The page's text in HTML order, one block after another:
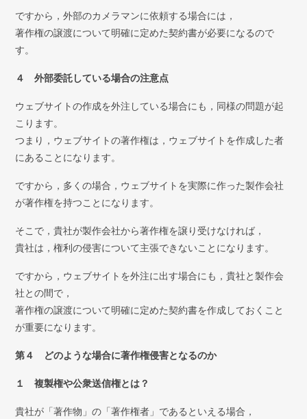
ですから，外部のカメラマンに依頼する場合には，
著作権の譲渡について明確に定めた契約書が必要になるので
す。
４ 外部委託している場合の注意点
ウェブサイトの作成を外注している場合にも，同様の問題が起
こります。
つまり，ウェブサイトの著作権は，ウェブサイトを作成した者
にあることになります。
ですから，多くの場合，ウェブサイトを実際に作った製作会社
が著作権を持つことになります。
そこで，貴社が製作会社から著作権を譲り受けなければ，
貴社は，権利の侵害について主張できないことになります。
ですから，ウェブサイトを外注に出す場合にも，貴社と製作会
社との間で，
著作権の譲渡について明確に定めた契約書を作成しておくこと
が重要になります。
第４ どのような場合に著作権侵害となるのか
１ 複製権や公衆送信権とは？
貴社が「著作物」の「著作権者」であるといえる場合，